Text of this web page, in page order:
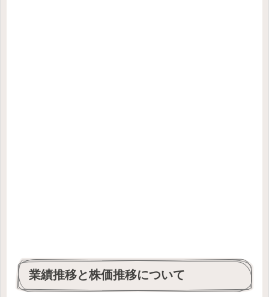
業績推移と株価推移について